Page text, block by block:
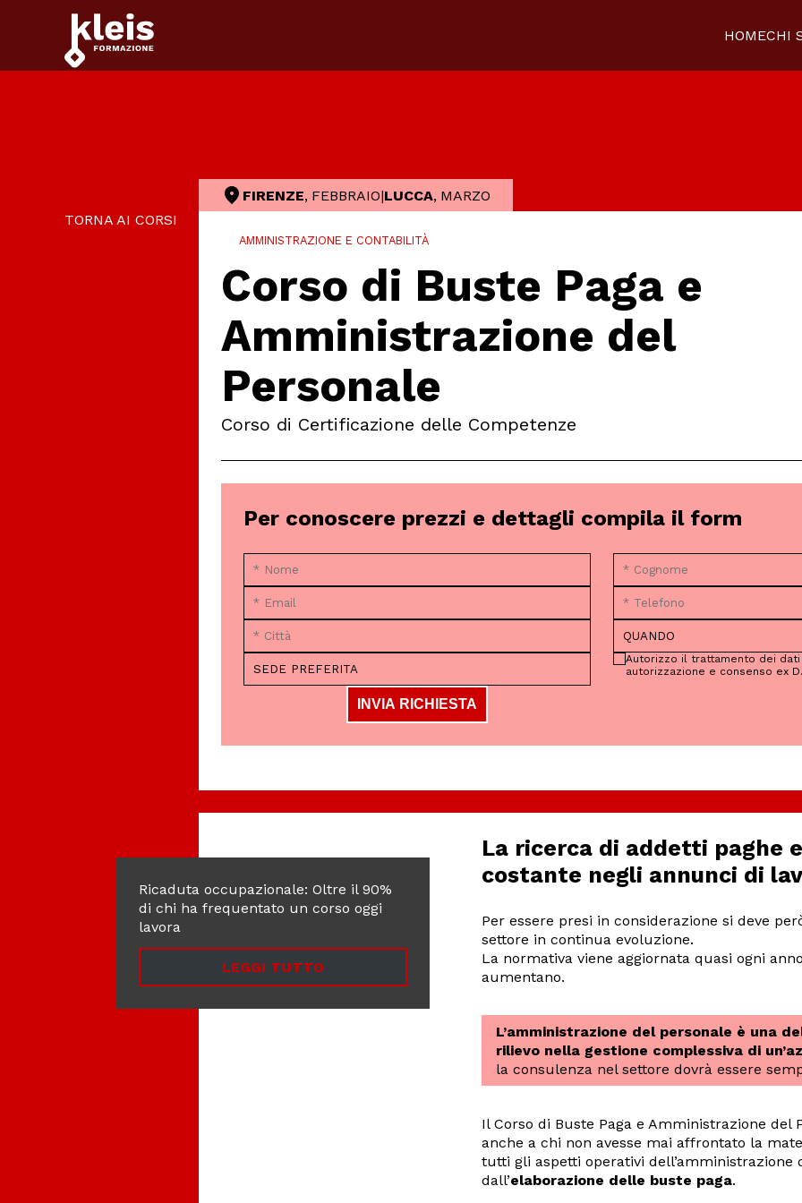
HOMECHI
InstagramFacebook
TiktokYouTube
FIRENZE, FEBBRAIO|LUCCA, MARZO
TORNA AI CORSI
AMMINISTRAZIONE E CONTABILITÀ
Corso di Buste Paga e
Amministrazione del
Personale
Corso di Certificazione delle Competenze
Per conoscere prezzi e dettagli compila il form
Autorizzo il trattamento dei
autorizzazione e consenso ex
INVIA RICHIESTA
Ricaduta occupazionale: Oltre il 90%
di chi ha frequentato un corso oggi
lavora
LEGGI TUTTO
La ricerca di addetti paghe
costante negli annunci di
Per essere presi in considerazione si deve
settore in continua evoluzione.
La normativa viene aggiornata quasi ogni
aumentano.
L’amministrazione del personale è una
rilievo nella gestione complessiva di
la consulenza nel settore dovrà essere
Il Corso di Buste Paga e Amministrazione del
anche a chi non avesse mai affrontato la
tutti gli aspetti operativi dell’amministrazione
dall’elaborazione delle buste paga.